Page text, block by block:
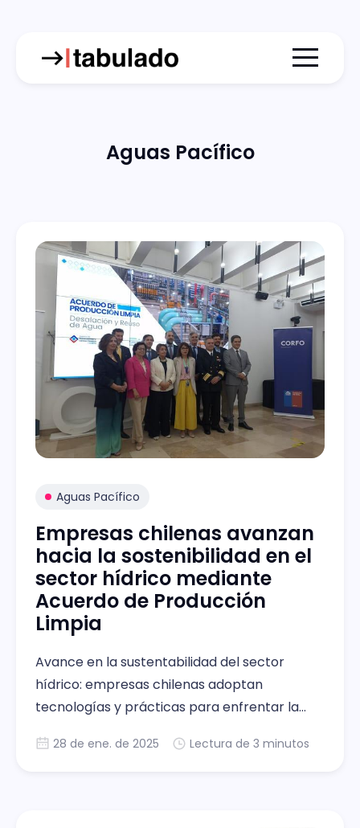
Menu
Aguas Pacífico
Aguas Pacífico
Empresas chilenas avanzan
hacia la sostenibilidad en el
sector hídrico mediante
Acuerdo de Producción
Limpia
Avance en la sustentabilidad del sector
hídrico: empresas chilenas adoptan
tecnologías y prácticas para enfrentar la
28 de ene. de 2025 Lectura de 3 minutos